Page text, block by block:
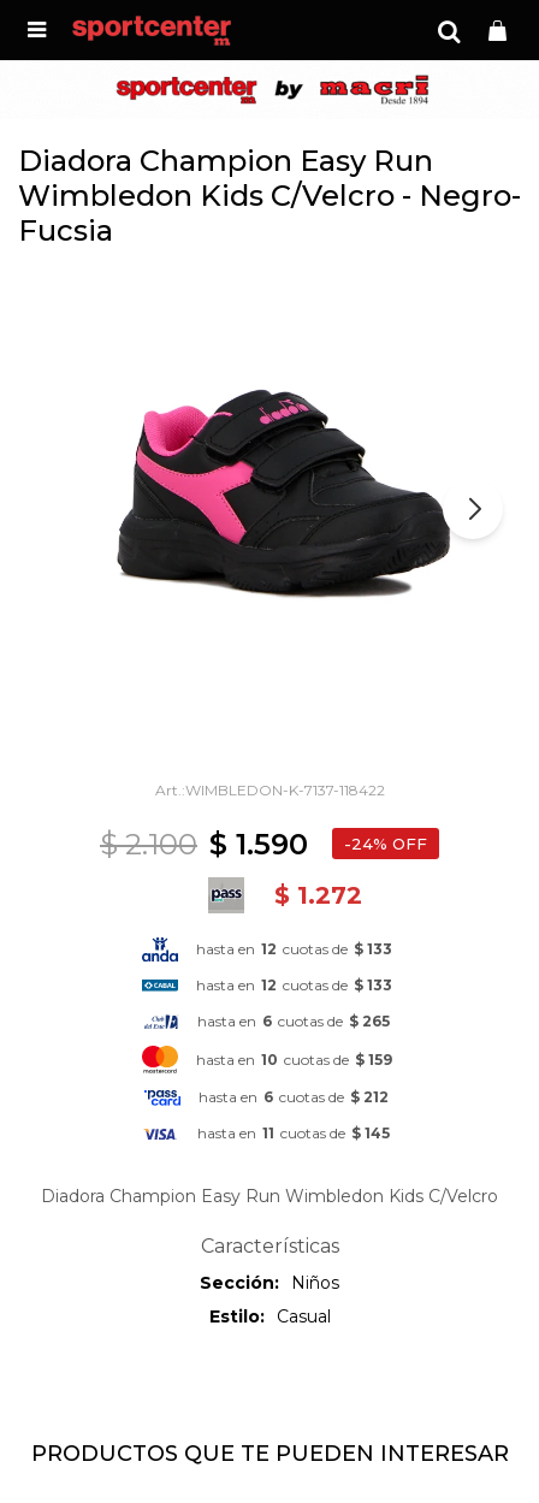

Diadora Champion Easy Run
Wimbledon Kids C/Velcro - Negro-
Fucsia
WIMBLEDON-K-7137-118422
$ 1.590
$ 2.100 24
$ 1.272
hasta en 12 cuotas de $ 133
hasta en 12 cuotas de $ 133
hasta en 6 cuotas de $ 265
hasta en 10 cuotas de $ 159
hasta en 6 cuotas de $ 212
hasta en 11 cuotas de $ 145
Diadora Champion Easy Run Wimbledon Kids C/Velcro
Características
Sección
Niños
Estilo
Casual
PRODUCTOS QUE TE PUEDEN INTERESAR